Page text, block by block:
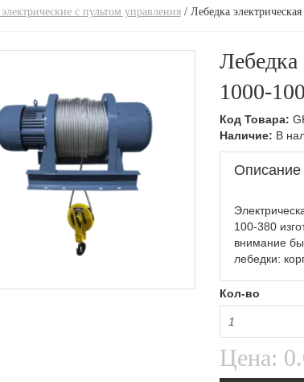
с пультом управления/ Лебедка
1000-
Код Товара:
Наличие: В
Описание
100-380
внимание
лебедки:
Кол-во
Цена: